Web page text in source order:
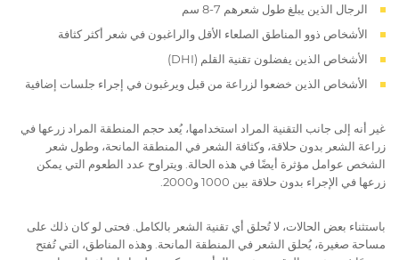
الرجال الذين يبلغ طول شعرهم 7-8 سم
الأشخاص ذوو المناطق الصلعاء الأقل والراغبون في شعر أكثر كثافة
الأشخاص الذين يفضلون تقنية القلم (DHI)
الأشخاص الذين خضعوا لزراعة من قبل ويرغبون في إجراء جلسات إضافية
غير أنه إلى جانب التقنية المراد استخدامها، يُعد حجم المنطقة المراد زرعها في
زراعة الشعر بدون حلاقة، وكثافة الشعر في المنطقة المانحة، وطول شعر
الشخص عوامل مؤثرة أيضًا في هذه الحالة. ويتراوح عدد الطعوم التي يمكن
زرعها في الإجراء بدون حلاقة بين 1000 و2000.
باستثناء بعض الحالات، لا تُحلق أي تقنية الشعر بالكامل. فحتى لو كان ذلك على
مساحة صغيرة، يُحلق الشعر في المنطقة المانحة. وهذه المناطق، التي تُفتح